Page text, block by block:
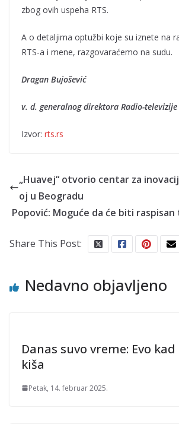
zbog ovih uspeha RTS.
A o detaljima optužbi koje su iznete na
RTS-a i mene, razgovaraćemo na sudu.
Dragan Bujošević
v. d. generalnog direktora Radio-
Izvor: rts.rs
„Huavej“ otvorio centar za
oj u Beogradu
Popović: Moguće da će biti
Share This Post:
Nedavno objavljeno
Danas suvo vreme: Evo
kiša
Petak, 14. februar 2025.